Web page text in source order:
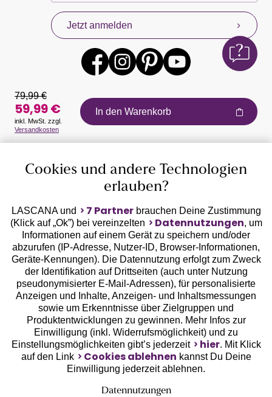
Jetzt anmelden
Auszeichnungen
Geprüfte Sicherheit
Unsere Apps
79,99 €
59,99 €
inkl. MwSt. zzgl.
Versandkosten
In den Warenkorb
Cookies und andere Technologien
erlauben?
LASCANA und 7 Partnerbrauchen Deine Zustimmung
(Klick auf „Ok”) bei vereinzelten
Datennutzungen, um
Informationen auf einem Gerät zu speichern und/oder
abzurufen (IP-Adresse, Nutzer-ID, Browser-Informationen,
Geräte-Kennungen). Die Datennutzung erfolgt zum Zweck
der Identifikation auf Drittseiten (auch unter Nutzung
pseudonymisierter E-Mail-Adressen), für personalisierte
Anzeigen und Inhalte, Anzeigen- und Inhaltsmessungen
sowie um Erkenntnisse über Zielgruppen und
Produktentwicklungen zu gewinnen. Mehr Infos zur
Einwilligung (inkl. Widerrufsmöglichkeit) und zu
Einstellungsmöglichkeiten gibt’s jederzeit
hier. Mit Klick
auf den Link
Cookies ablehnen kannst Du Deine
Einwilligung jederzeit ablehnen.
Datennutzungen